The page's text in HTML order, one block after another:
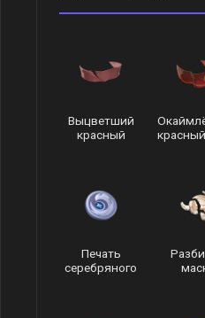
Выцветший
красный
Печать
серебряного